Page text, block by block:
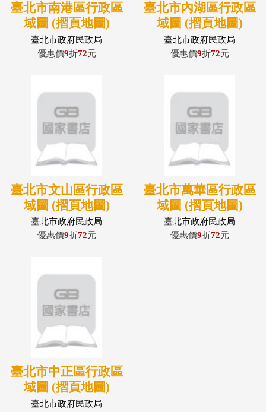
臺北市南港區行政區
域圖 (摺頁地圖)
臺北市政府民政局
優惠價9折72元
臺北市內湖區行政區
域圖 (摺頁地圖)
臺北市政府民政局
優惠價9折72元
臺北市文山區行政區
域圖 (摺頁地圖)
臺北市政府民政局
優惠價9折72元
臺北市萬華區行政區
域圖 (摺頁地圖)
臺北市政府民政局
優惠價9折72元
臺北市中正區行政區
域圖 (摺頁地圖)
臺北市政府民政局